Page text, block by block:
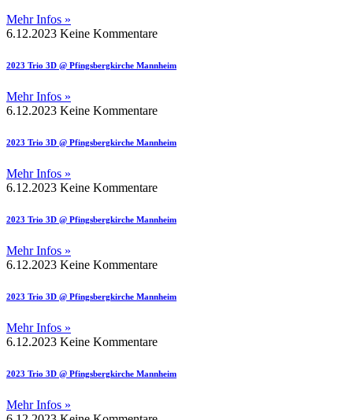
Mehr Infos »
6.12.2023 Keine Kommentare
2023 Trio 3D @ Pfingsbergkirche Mannheim
Mehr Infos »
6.12.2023 Keine Kommentare
2023 Trio 3D @ Pfingsbergkirche Mannheim
Mehr Infos »
6.12.2023 Keine Kommentare
2023 Trio 3D @ Pfingsbergkirche Mannheim
Mehr Infos »
6.12.2023 Keine Kommentare
2023 Trio 3D @ Pfingsbergkirche Mannheim
Mehr Infos »
6.12.2023 Keine Kommentare
2023 Trio 3D @ Pfingsbergkirche Mannheim
Mehr Infos »